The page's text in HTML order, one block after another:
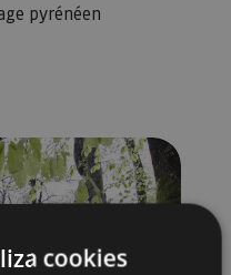
pyrénéen
cookies